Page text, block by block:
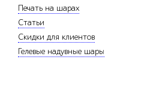
Печать на шарах
Статьи
Скидки для клиентов
Гелевые надувные шары